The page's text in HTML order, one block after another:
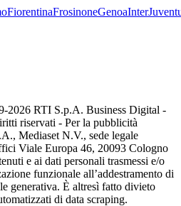
FiorentinaFrosinoneGenoaInter
2026 RTI S.p.A. Business Digital -
riservati - Per la pubblicità
Mediaset N.V., sede legale
Viale Europa 46, 20093 Cologno
e ai dati personali trasmessi e/o
funzionale all’addestramento di
generativa. È altresì fatto divieto
di data scraping.